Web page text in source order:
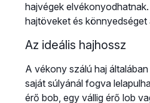
hajvégek
hajtöveket és könnyedséget
Az ideális hajhossz
A vékony szálú haj
saját súlyánál fogva
érő bob, egy vállig érő lob